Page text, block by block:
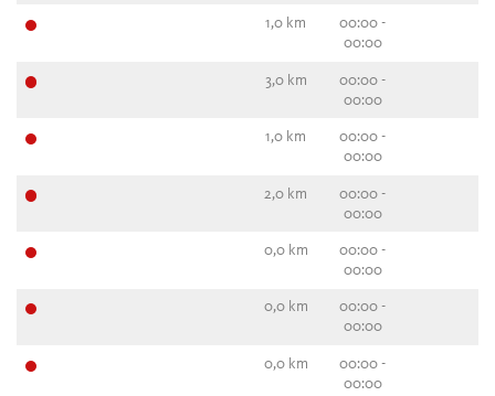
1,0 km
00:00 -
00:00
3,0 km
00:00 -
00:00
1,0 km
00:00 -
00:00
2,0 km
00:00 -
00:00
0,0 km
00:00 -
00:00
0,0 km
00:00 -
00:00
0,0 km
00:00 -
00:00